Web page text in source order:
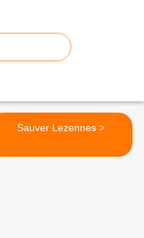
Sauver Lezennes >